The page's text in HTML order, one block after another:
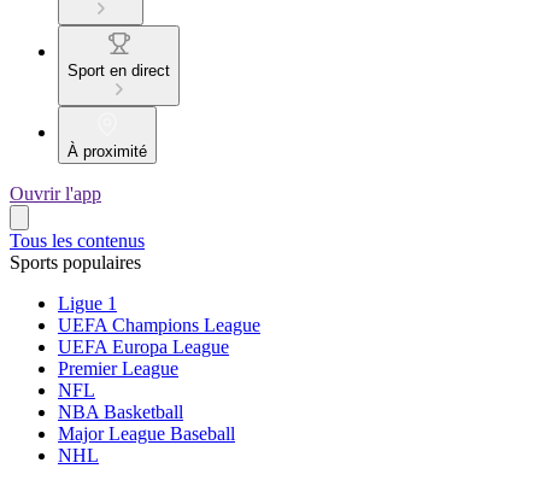
Sport en direct
À proximité
Ouvrir l'app
Tous les contenus
Sports populaires
Ligue 1
UEFA Champions League
UEFA Europa League
Premier League
NFL
NBA Basketball
Major League Baseball
NHL